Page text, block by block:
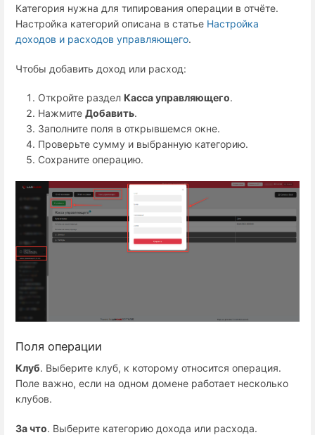
Категория нужна для типирования операции в отчёте.
Настройка категорий описана в статье Настройка
доходов и расходов управляющего.
Чтобы добавить доход или расход:
Откройте раздел Касса управляющего.
Нажмите Добавить.
Заполните поля в открывшемся окне.
Проверьте сумму и выбранную категорию.
Сохраните операцию.
Поля операции
Клуб. Выберите клуб, к которому относится операция.
Поле важно, если на одном домене работает несколько
клубов.
За что. Выберите категорию дохода или расхода.